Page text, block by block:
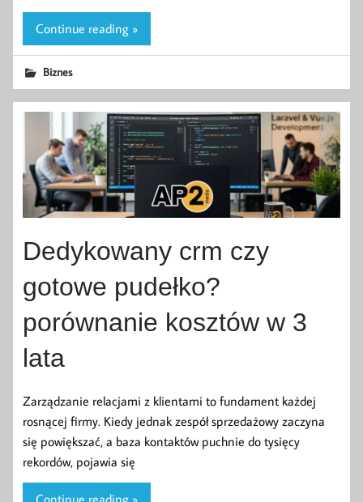
Continue reading »
Biznes
Dedykowany crm czy
gotowe pudełko?
porównanie kosztów w 3
lata
Zarządzanie relacjami z klientami to fundament każdej
rosnącej firmy. Kiedy jednak zespół sprzedażowy zaczyna
się powiększać, a baza kontaktów puchnie do tysięcy
rekordów, pojawia się